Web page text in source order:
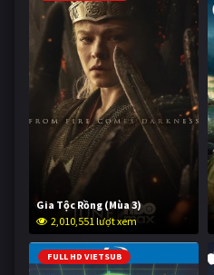
Gia Tộc Rồng (Mùa 3)
2,010,551 lượt xem
FULL HD VIETSUB